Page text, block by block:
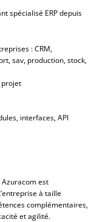
spécialisé ERP depuis
: CRM,
sav, production, stock,
projet
interfaces, API
Azuracom est
à taille
complémentaires,
et agilité.